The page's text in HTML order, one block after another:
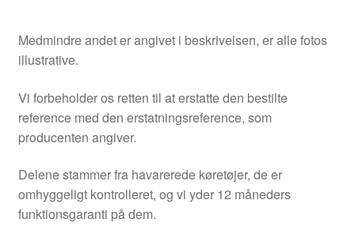
Medmindre andet er angivet i beskrivelsen, er alle fotos
illustrative.
Vi forbeholder os retten til at erstatte den bestilte
reference med den erstatningsreference, som
producenten angiver.
Delene stammer fra havarerede køretøjer, de er
omhyggeligt kontrolleret, og vi yder 12 måneders
funktionsgaranti på dem.